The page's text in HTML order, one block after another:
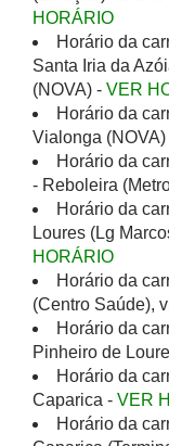
HORÁRIO
Horário da
Santa Iria da
(NOVA) - VER
Horário da
Vialonga (NOVA)
Horário da
- Reboleira
Horário da
Loures (Lg
HORÁRIO
Horário da
(Centro Saúde),
Horário da
Pinheiro de
Horário da
Caparica - VER
Horário da